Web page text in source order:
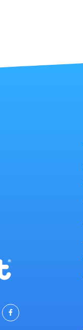
F
a
c